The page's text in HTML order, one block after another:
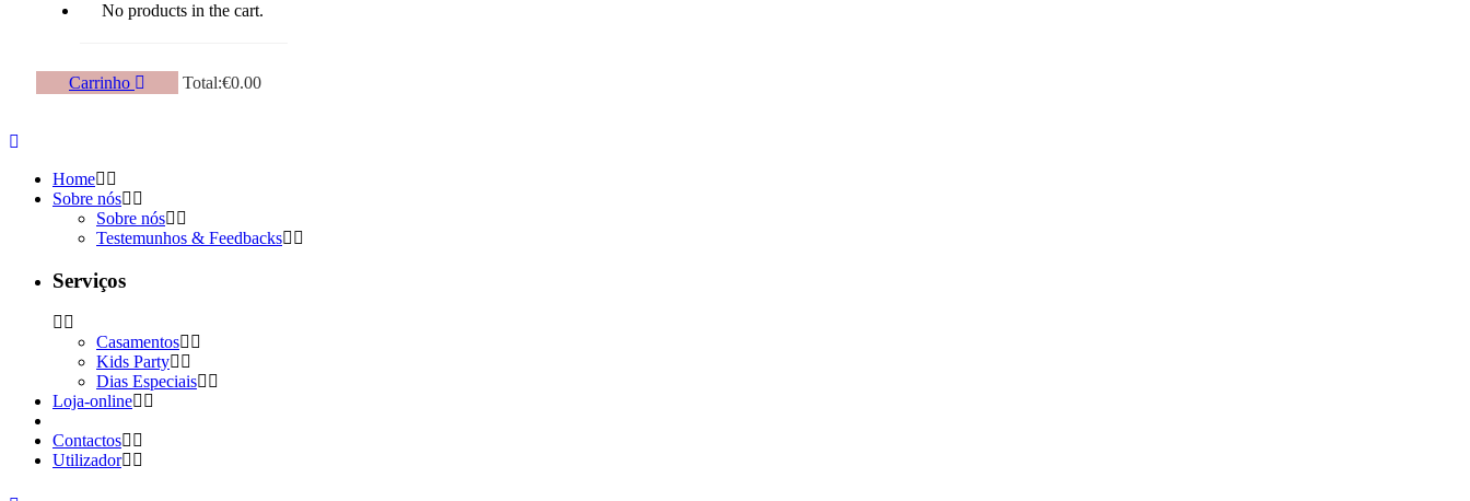
No products in the cart.
Carrinho Total:€0.00
Home
Sobre nós
Sobre nós
Testemunhos & Feedbacks
Serviços
Casamentos
Kids Party
Dias Especiais
Loja-online
Contactos
Utilizador